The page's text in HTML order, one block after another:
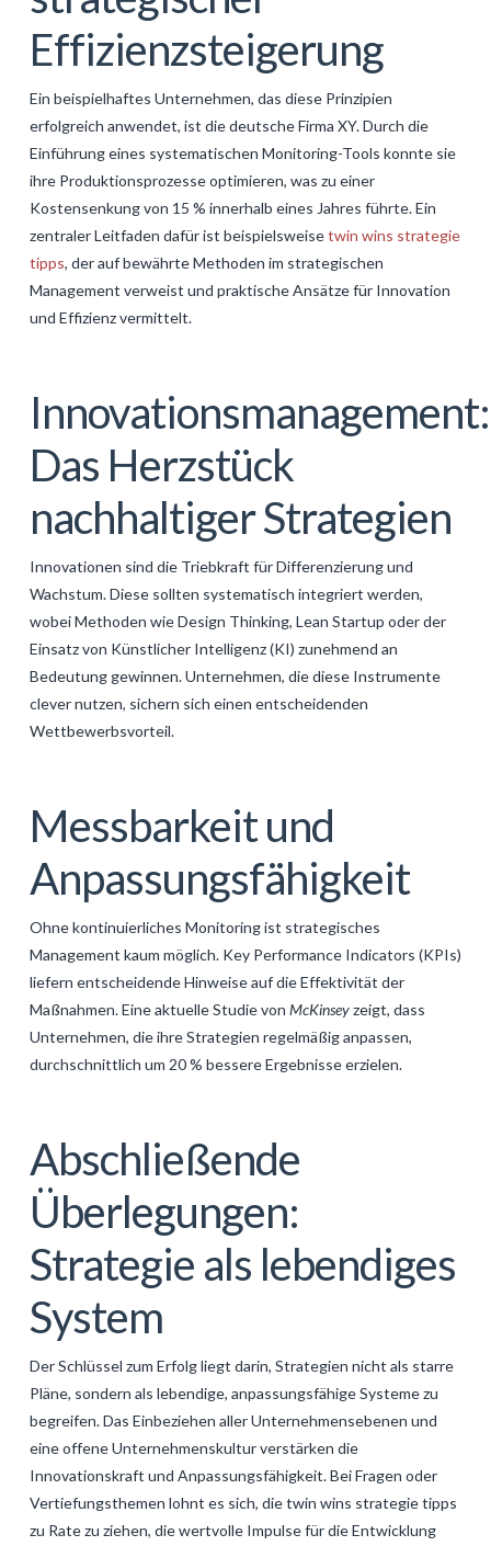
Effizienzsteigerung
Ein beispielhaftes Unternehmen, das diese Prinzipien
erfolgreich anwendet, ist die deutsche Firma XY. Durch die
Einführung eines systematischen Monitoring-Tools konnte sie
ihre Produktionsprozesse optimieren, was zu einer
Kostensenkung von 15 % innerhalb eines Jahres führte. Ein
zentraler Leitfaden dafür ist beispielsweisetwin wins strategie
tipps, der auf bewährte Methoden im strategischen
Management verweist und praktische Ansätze für Innovation
und Effizienz vermittelt.
Innovationsmanagement:
Das Herzstück
nachhaltiger Strategien
Innovationen sind die Triebkraft für Differenzierung und
Wachstum. Diese sollten systematisch integriert werden,
wobei Methoden wie Design Thinking, Lean Startup oder der
Einsatz von Künstlicher Intelligenz (KI) zunehmend an
Bedeutung gewinnen. Unternehmen, die diese Instrumente
clever nutzen, sichern sich einen entscheidenden
Wettbewerbsvorteil.
Messbarkeit und
Anpassungsfähigkeit
Ohne kontinuierliches Monitoring ist strategisches
Management kaum möglich. Key Performance Indicators (KPIs)
liefern entscheidende Hinweise auf die Effektivität der
Maßnahmen. Eine aktuelle Studie von McKinseyzeigt, dass
Unternehmen, die ihre Strategien regelmäßig anpassen,
durchschnittlich um 20 % bessere Ergebnisse erzielen.
Abschließende
Überlegungen:
Strategie als lebendiges
System
Der Schlüssel zum Erfolg liegt darin, Strategien nicht als starre
Pläne, sondern als lebendige, anpassungsfähige Systeme zu
begreifen. Das Einbeziehen aller Unternehmensebenen und
eine offene Unternehmenskultur verstärken die
Innovationskraft und Anpassungsfähigkeit. Bei Fragen oder
Vertiefungsthemen lohnt es sich, die twin wins strategie tipps
zu Rate zu ziehen, die wertvolle Impulse für die Entwicklung